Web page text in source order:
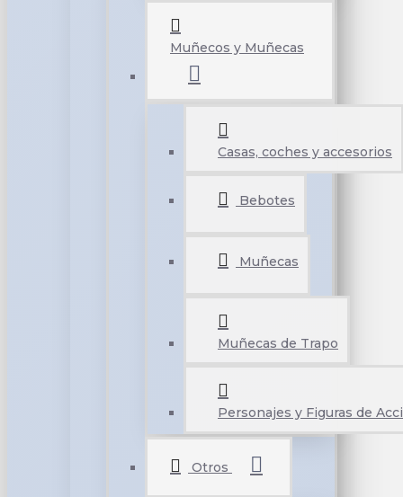
Muñecos y Muñecas
Casas, coches y accesorios
Bebotes
Muñecas
Muñecas de Trapo
Personajes y Figuras de
Otros